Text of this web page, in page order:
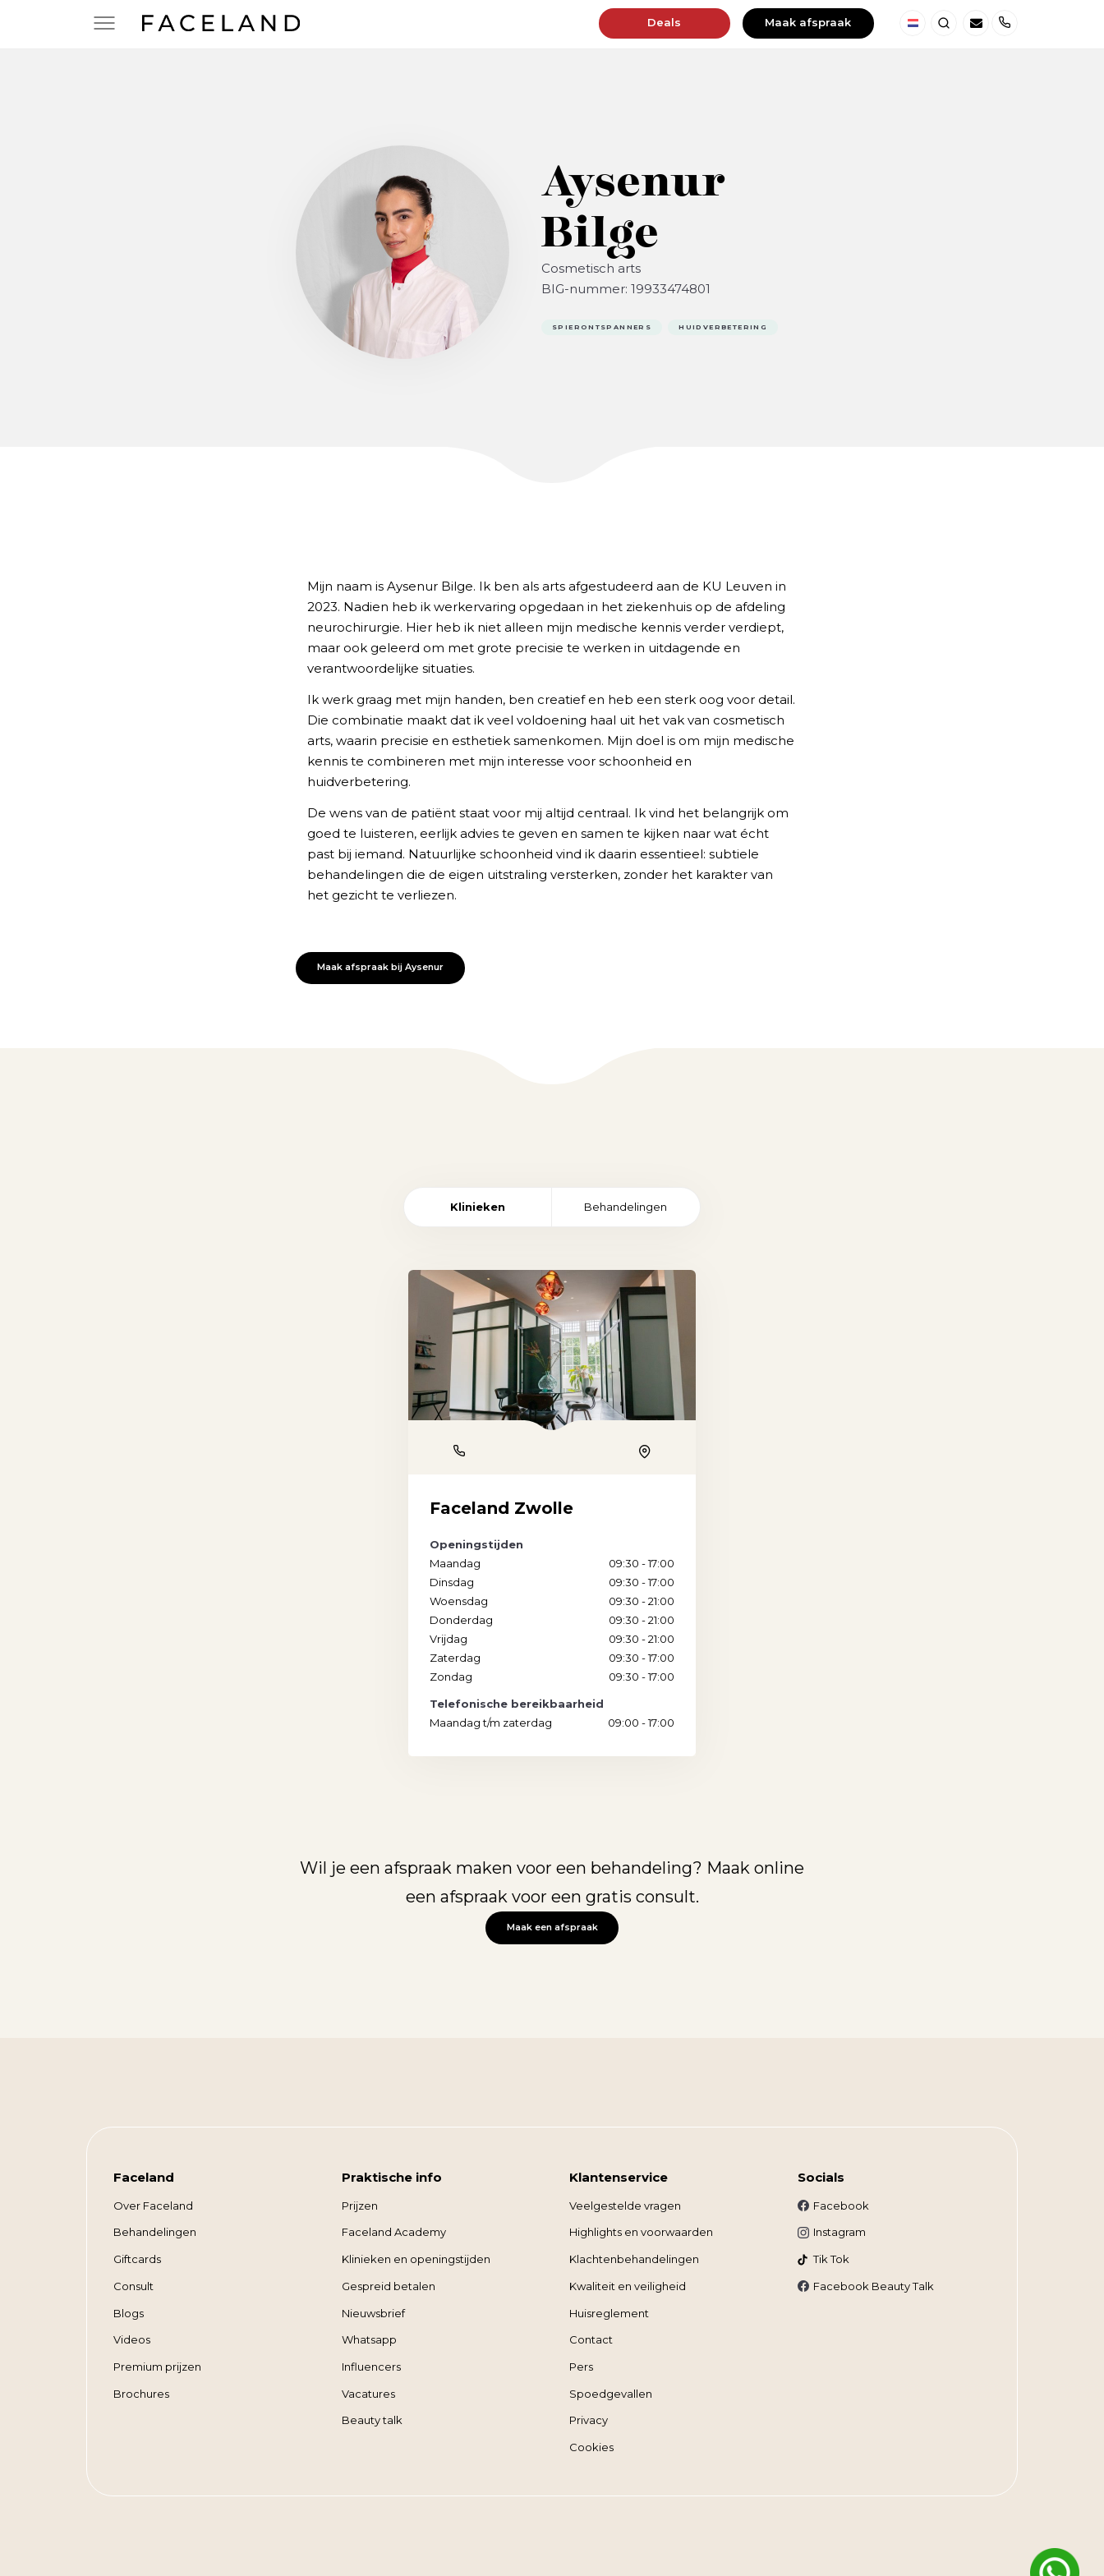
Deals Maak afspraak
Aysenur
Bilge
Cosmetisch arts
BIG-nummer: 19933474801
SPIERONTSPANNERS HUIDVERBETERING
Mijn naam is Aysenur Bilge. Ik ben als arts afgestudeerd aan de KU Leuven in
2023. Nadien heb ik werkervaring opgedaan in het ziekenhuis op de afdeling
neurochirurgie. Hier heb ik niet alleen mijn medische kennis verder verdiept,
maar ook geleerd om met grote precisie te werken in uitdagende en
verantwoordelijke situaties.
Ik werk graag met mijn handen, ben creatief en heb een sterk oog voor detail.
Die combinatie maakt dat ik veel voldoening haal uit het vak van cosmetisch
arts, waarin precisie en esthetiek samenkomen. Mijn doel is om mijn medische
kennis te combineren met mijn interesse voor schoonheid en
huidverbetering.
De wens van de patiënt staat voor mij altijd centraal. Ik vind het belangrijk om
goed te luisteren, eerlijk advies te geven en samen te kijken naar wat écht
past bij iemand. Natuurlijke schoonheid vind ik daarin essentieel: subtiele
behandelingen die de eigen uitstraling versterken, zonder het karakter van
het gezicht te verliezen.
Maak afspraak bij Aysenur
Klinieken Behandelingen
Faceland Zwolle
Openingstijden
Maandag
09:30 - 17:00
Dinsdag
09:30 - 17:00
Woensdag
09:30 - 21:00
Donderdag
09:30 - 21:00
Vrijdag
09:30 - 21:00
Zaterdag
09:30 - 17:00
Zondag
09:30 - 17:00
Telefonische bereikbaarheid
Maandag t/m zaterdag
09:00 - 17:00
Wil je een afspraak maken voor een behandeling? Maak online
een afspraak voor een gratis consult.
Maak een afspraak
Faceland
Over Faceland
Behandelingen
Giftcards
Consult
Blogs
Videos
Premium prijzen
Brochures
Praktische info
Prijzen
Faceland Academy
Klinieken en openingstijden
Gespreid betalen
Nieuwsbrief
Whatsapp
Influencers
Vacatures
Beauty talk
Klantenservice
Veelgestelde vragen
Highlights en voorwaarden
Klachtenbehandelingen
Kwaliteit en veiligheid
Huisreglement
Contact
Pers
Spoedgevallen
Privacy
Cookies
Socials
Facebook
Instagram
Tik Tok
Facebook Beauty Talk